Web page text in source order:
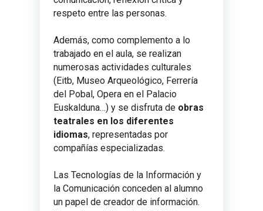
respeto entre las personas.
Además, como complemento a lo
trabajado en el aula, se realizan
numerosas actividades culturales
(Eitb, Museo Arqueológico, Ferrería
del Pobal, Opera en el Palacio
Euskalduna…) y se disfruta de obras
teatrales en los diferentes
idiomas, representadas por
compañías especializadas.
Las Tecnologías de la Información y
la Comunicación conceden al alumno
un papel de creador de información.